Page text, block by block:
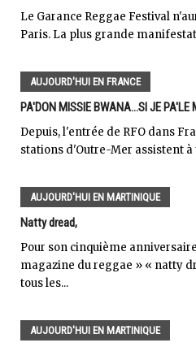
Le Garance Reggae Festival
Paris. La plus grande
AUJOURD'HUI EN FRANCE
PA'DON MISSIE BWANA...SI JE
Depuis, l'entrée de RFO dans
stations d'Outre-Mer assistent à
AUJOURD'HUI EN MARTINIQUE
Natty dread,
Pour son cinquième
magazine du reggae » « natty
tous les...
AUJOURD'HUI EN MARTINIQUE